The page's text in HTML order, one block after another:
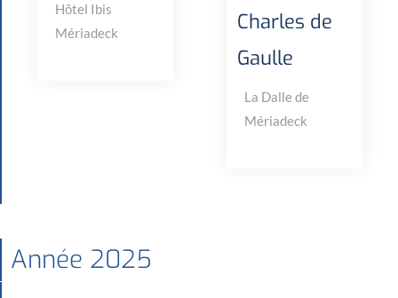
Hôtel Ibis
Mériadeck
Charles de
Gaulle
La Dalle de
Mériadeck
Année 2025